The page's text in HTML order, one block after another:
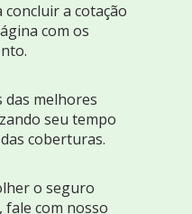
a cotação
com os
das melhores
seu tempo
coberturas.
o seguro
fale com nosso